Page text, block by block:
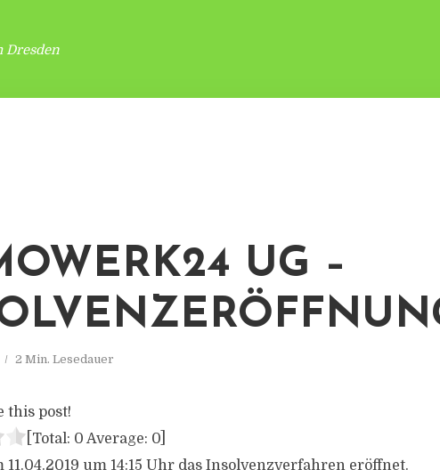
UG –
2 Min. Lesedauer
this post!
[Total: 0 Average: 0
11.04.2019 um 14:15 Uhr das Insolvenzverfahren eröffnet.